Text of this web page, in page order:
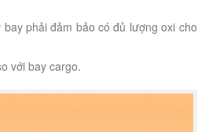
phải đảm bảo có đủ lượng oxi cho
với bay cargo.